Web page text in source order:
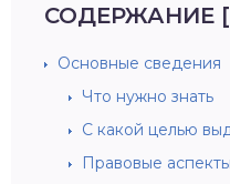
СОДЕРЖАНИЕ [
Основные сведения
Что нужно знать
С какой целью
Правовые аспекты